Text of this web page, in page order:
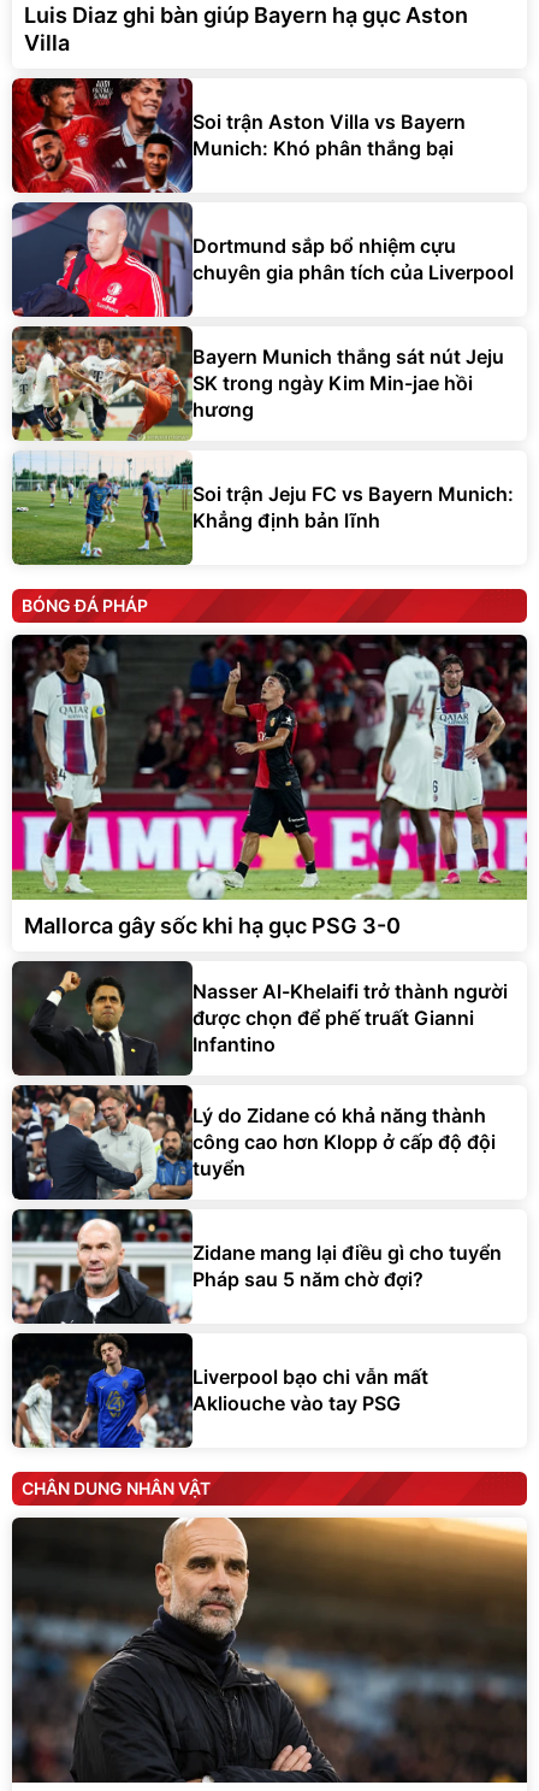
Luis Diaz ghi bàn giúp Bayern hạ gục Aston
Villa
Soi trận Aston Villa vs Bayern
Munich: Khó phân thắng bại
Dortmund sắp bổ nhiệm cựu
chuyên gia phân tích của Liverpool
Bayern Munich thắng sát nút Jeju
SK trong ngày Kim Min-jae hồi
hương
Soi trận Jeju FC vs Bayern Munich:
Khẳng định bản lĩnh
BÓNG ĐÁ PHÁP
Mallorca gây sốc khi hạ gục PSG 3-0
Nasser Al-Khelaifi trở thành người
được chọn để phế truất Gianni
Infantino
Lý do Zidane có khả năng thành
công cao hơn Klopp ở cấp độ đội
tuyển
Zidane mang lại điều gì cho tuyển
Pháp sau 5 năm chờ đợi?
Liverpool bạo chi vẫn mất
Akliouche vào tay PSG
CHÂN DUNG NHÂN VẬT